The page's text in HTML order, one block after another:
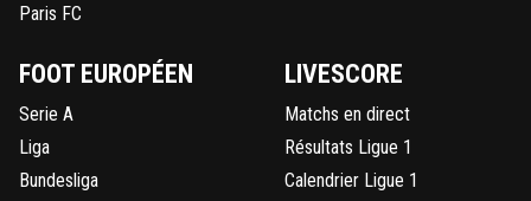
Paris FC
FOOT EUROPÉEN
Serie A
Liga
Bundesliga
LIVESCORE
Matchs en direct
Résultats Ligue 1
Calendrier Ligue 1